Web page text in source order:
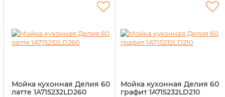
Мойка кухонная Делия 60
латте 1A715232LD260
Мойка кухонная Делия 60
графит 1A715232LD210